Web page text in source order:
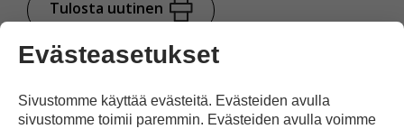
Tulosta uutinen
Evästeasetukset
Sivustomme käyttää evästeitä. Evästeiden avulla
sivustomme toimii paremmin. Evästeiden avulla voimme